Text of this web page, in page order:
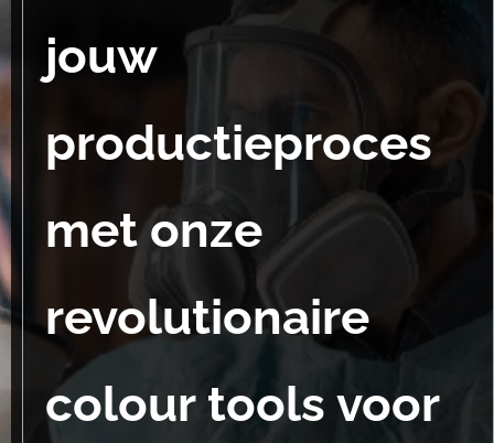
jouw
productieproces
met onze
revolutionaire
colour tools voor